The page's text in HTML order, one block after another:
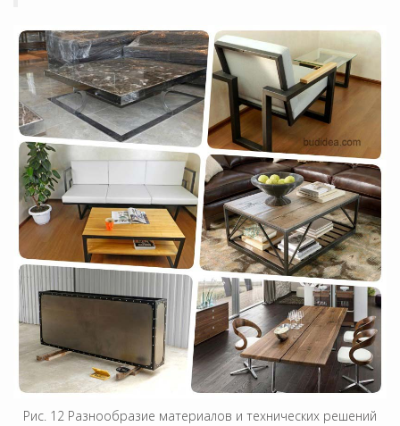
Рис. 12 Разнообразие материалов и технических решений